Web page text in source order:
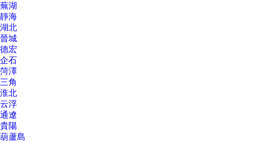
蕪湖
靜海
湖北
晉城
德宏
企石
菏澤
三角
淮北
云浮
通遼
貴陽
葫蘆島